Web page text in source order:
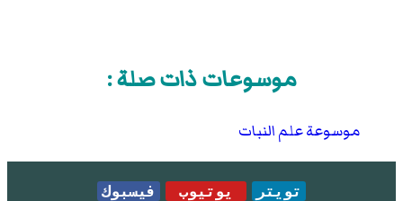
موسوعات ذات صلة :
موسوعة علم النبات
تويتر يوتيوب
فيسبوك